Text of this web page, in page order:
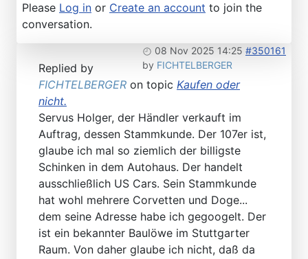
Please Log in or Create an account to join the
conversation.
08 Nov 2025 14:25 #350161
by FICHTELBERGER
Replied by
FICHTELBERGER on topic Kaufen oder
nicht.
Servus Holger, der Händler verkauft im
Auftrag, dessen Stammkunde. Der 107er ist,
glaube ich mal so ziemlich der billigste
Schinken in dem Autohaus. Der handelt
ausschließlich US Cars. Sein Stammkunde
hat wohl mehrere Corvetten und Doge...
dem seine Adresse habe ich gegoogelt. Der
ist ein bekannter Baulöwe im Stuttgarter
Raum. Von daher glaube ich nicht, daß da